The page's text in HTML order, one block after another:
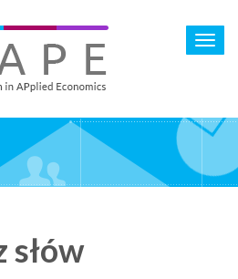
słów